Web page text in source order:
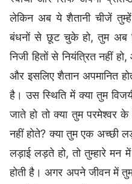
लेकिन अब ये शैतानी चीजें
बंधनों से छूट चुके हो, तुम अब
निजी हितों से नियंत्रित नहीं
और इसलिए शैतान अपमानित
है। उस स्थिति में क्या तुम
जाते हो तो क्या तुम परमेश्वर
नहीं होते? क्या तुम एक अच्छी
लड़ाई लड़ते हो, तो तुम्हारे मन
होती है। अगर अपने जीवन में